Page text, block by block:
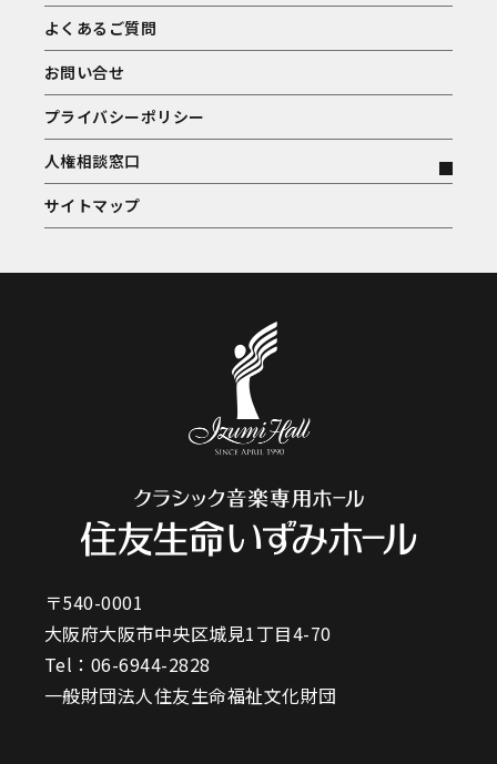
よくあるご質問
お問い合せ
プライバシーポリシー
人権相談窓口
サイトマップ
〒540-0001
大阪府大阪市中央区城見1丁目4-70
Tel： 06-6944-2828
一般財団法人住友生命福祉文化財団